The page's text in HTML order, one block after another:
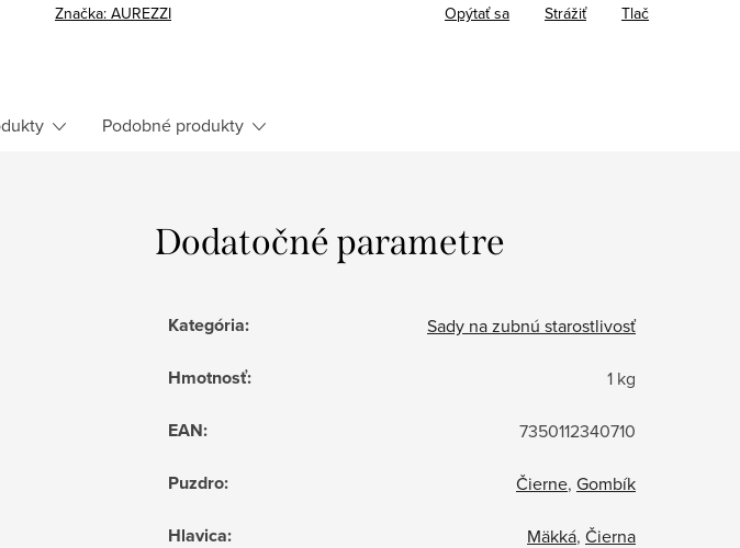
Značka: AUREZZI Tlač
Opýtať sa Strážiť
Podobné produkty
Dodatočné parametre
Kategória: Sady na zubnú starostlivosť
Hmotnosť: 1 kg
EAN: 7350112340710
Puzdro: Čierne, Gombík
Hlavica: Mäkká, Čierna